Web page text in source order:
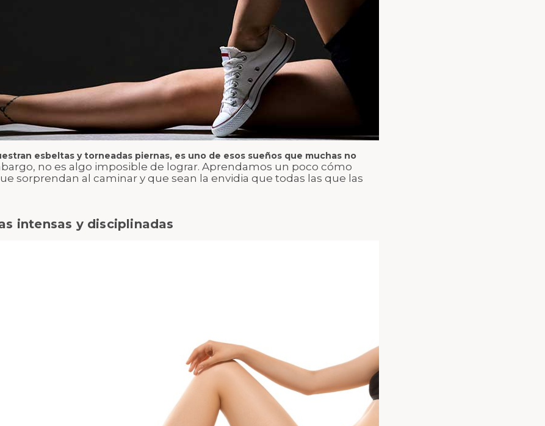
esbeltas y torneadas piernas, es uno de esos sueños que muchas no
no es algo imposible de lograr. Aprendamos un poco cómo
sorprendan al caminar y que sean la envidia que todas las que las
intensas y disciplinadas